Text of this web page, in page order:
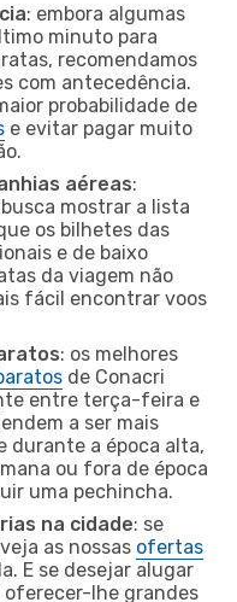
: embora algumas
minuto para
recomendamos
com antecedência.
probabilidade de
e evitar pagar muito
aéreas:
mostrar a lista
os bilhetes das
e de baixo
da viagem não
fácil encontrar voos
: os melhores
de Conacri
entre terça-feira e
a ser mais
durante a época alta,
ou fora de época
uma pechincha.
na cidade: se
as nossas ofertas
E se desejar alugar
oferecer-lhe grandes